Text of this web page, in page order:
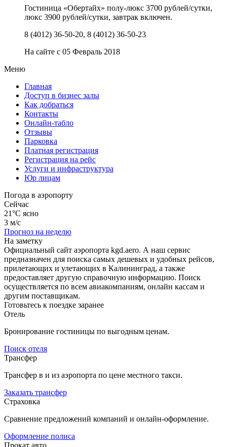
Гостиница «Обертайх» полу-люкс 3700 рублей/сутки,
люкс 3900 рублей/сутки, завтрак включен.
8 (4012) 36-50-20, 8 (4012) 36-50-23
На сайте с 05 Февраль 2018
Меню
Главная
Доступ в бизнес залы
Как добраться
Контакты
Онлайн-табло
Отзывы
Парковка
Платная регистрация
Регистрация на рейс
Услуги и инфраструктура
Юр лицам
Погода в аэропорту
Сейчас
21°C ясно
3 м/с
Прогноз на неделю
На заметку
Официальный сайт аэропорта kgd.aero. А наш сервис
предназначен для поиска самых дешевых и удобных рейсов,
прилетающих и улетающих в Калининград, а также
предоставляет другую справочную информацию. Поиск
осуществляется по всем авиакомпаниям, онлайн кассам и
другим поставщикам.
Готовьтесь к поездке заранее
Отель
Бронирование гостиницы по выгодным ценам.
Поиск отеля
Трансфер
Трансфер в и из аэропорта по цене местного такси.
Заказать трансфер
Страховка
Сравнение предложений компаний и онлайн-оформление.
Оформление полиса
Прокат авто